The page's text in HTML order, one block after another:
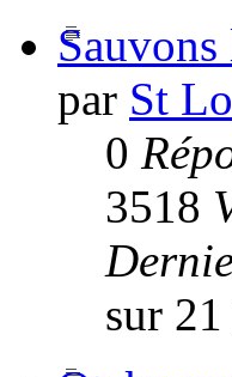
par St Lo
0
3518
sur